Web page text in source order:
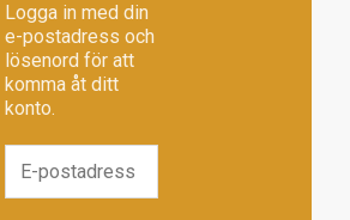
Logga in med din
e-postadress och
lösenord för att
komma åt ditt
konto.